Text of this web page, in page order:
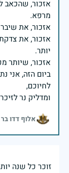
אזכור, שהכאב
אזכור, את
ביום הזה, אני
ומדליק נר
אלוף דדו
זוכר כל שנה